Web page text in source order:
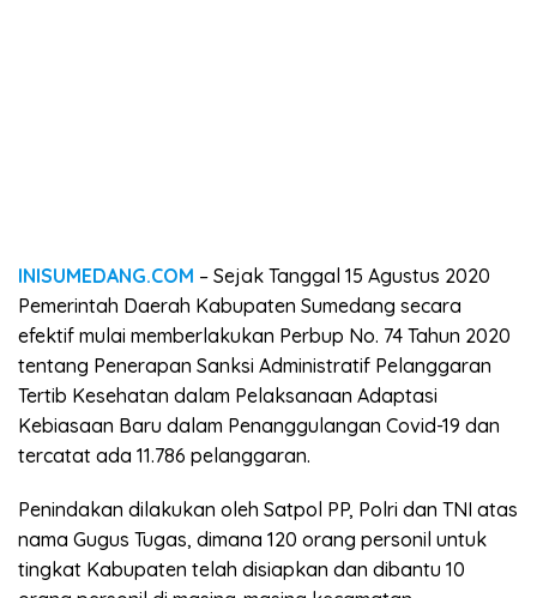
INISUMEDANG.COM – Sejak Tanggal 15 Agustus 2020
Pemerintah Daerah Kabupaten Sumedang secara
efektif mulai memberlakukan Perbup No. 74 Tahun 2020
tentang Penerapan Sanksi Administratif Pelanggaran
Tertib Kesehatan dalam Pelaksanaan Adaptasi
Kebiasaan Baru dalam Penanggulangan Covid-19 dan
tercatat ada 11.786 pelanggaran.
Penindakan dilakukan oleh Satpol PP, Polri dan TNI atas
nama Gugus Tugas, dimana 120 orang personil untuk
tingkat Kabupaten telah disiapkan dan dibantu 10